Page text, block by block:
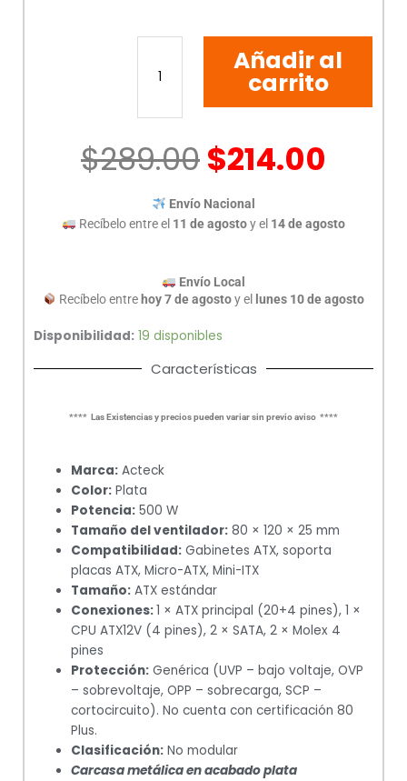
FUENTE
PODER
500W
AC-
cantidad
Añadir al
carrito
$289.00$214.00
Envío Nacional
Recíbelo entre el 11 de agostoy el 14 de agosto
Envío Local
Recíbelo entre hoy 7 de agostoy el lunes 10 de agosto
Disponibilidad: 19 disponibles
Características
**** Las Existencias y precios pueden variar sin previo aviso ****
Marca: Acteck
Color: Plata
Potencia: 500 W
Tamaño del ventilador: 80 × 120 × 25 mm
Compatibilidad: Gabinetes ATX, soporta
placas ATX, Micro-ATX, Mini-ITX
Tamaño: ATX estándar
Conexiones:1 × ATX principal (20+4 pines), 1 ×
CPU ATX12V (4 pines), 2 × SATA, 2 × Molex 4
pines
Protección: Genérica (UVP – bajo voltaje, OVP
– sobrevoltaje, OPP – sobrecarga, SCP –
cortocircuito). No cuenta con certificación 80
Plus.
Clasificación: No modular
Carcasa metálica en acabado plata